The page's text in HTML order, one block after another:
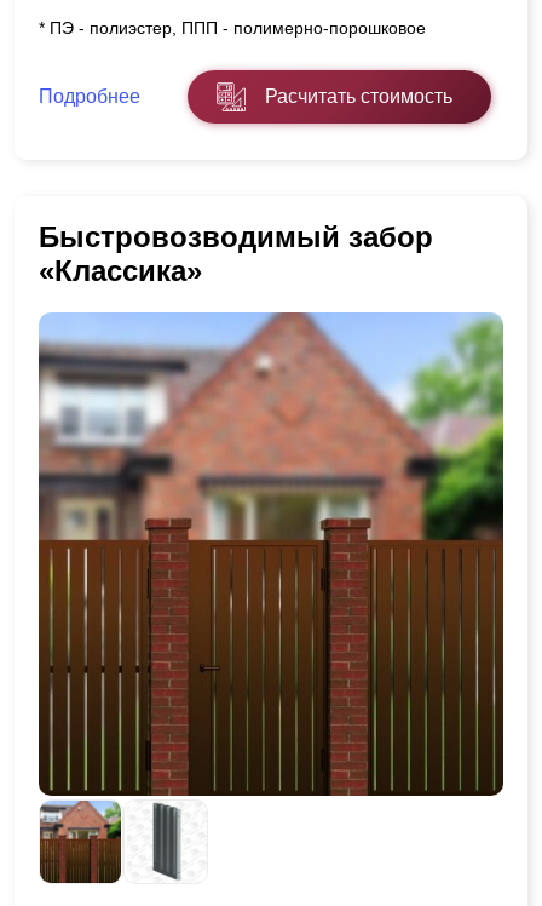
* ПЭ - полиэстер, ППП - полимерно-порошковое
Подробнее Расчитать стоимость
Быстровозводимый забор
«Классика»